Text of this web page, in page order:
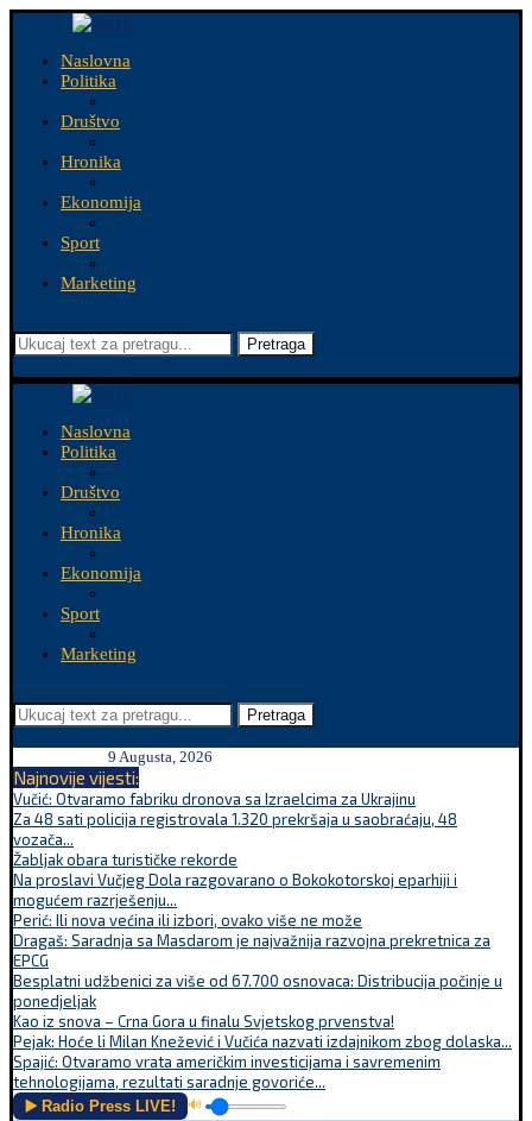
Naslovna
Politika
Društvo
Hronika
Ekonomija
Sport
Marketing
Pretraga
Naslovna
Politika
Društvo
Hronika
Ekonomija
Sport
Marketing
Pretraga
9 Augusta, 2026
Najnovije vijesti:
Vučić: Otvaramo fabriku dronova sa Izraelcima za Ukrajinu
Za 48 sati policija registrovala 1.320 prekršaja u saobraćaju, 48
vozača...
Žabljak obara turističke rekorde
Na proslavi Vučjeg Dola razgovarano o Bokokotorskoj eparhiji i
mogućem razrješenju...
Perić: Ili nova većina ili izbori, ovako više ne može
Dragaš: Saradnja sa Masdarom je najvažnija razvojna prekretnica za
EPCG
Besplatni udžbenici za više od 67.700 osnovaca: Distribucija počinje u
ponedjeljak
Kao iz snova – Crna Gora u finalu Svjetskog prvenstva!
Pejak: Hoće li Milan Knežević i Vučića nazvati izdajnikom zbog dolaska...
Spajić: Otvaramo vrata američkim investicijama i savremenim
tehnologijama, rezultati saradnje govoriće...
▶️ Radio Press LIVE! 🔊